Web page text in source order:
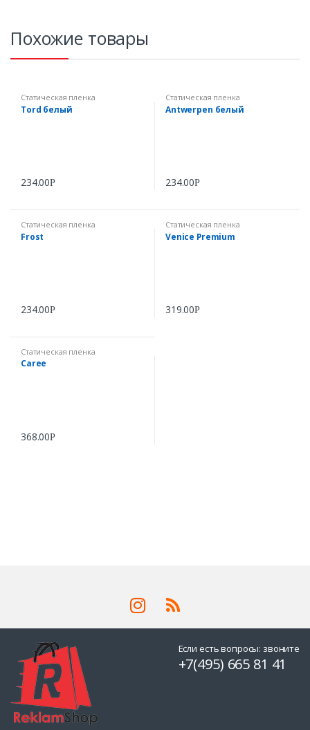
Похожие товары
Статическая пленка
Tord белый
234.00Р
Статическая пленка
Antwerpen белый
234.00Р
Статическая пленка
Frost
234.00Р
Статическая пленка
Venice Premium
319.00Р
Статическая пленка
Caree
368.00Р
Если есть вопросы: звоните
+7(495) 665 81 41